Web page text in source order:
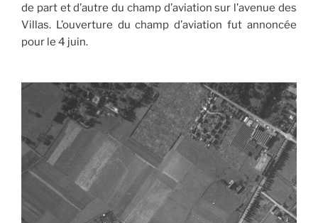
de part et d’autre du champ d’aviation sur l’avenue des
Villas. L’ouverture du champ d’aviation fut annoncée
pour le 4 juin.